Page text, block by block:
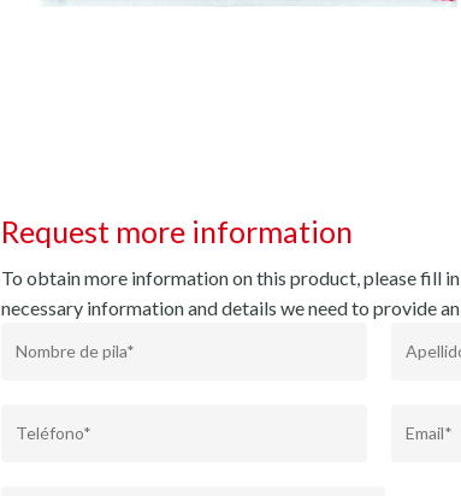
Request more information
To obtain more information on this product, please fill
necessary information and details we need to provide